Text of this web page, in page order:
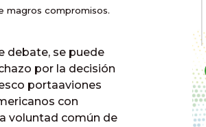
magros compromisos.
debate, se puede
por la decisión
portaaviones
con
voluntad común de